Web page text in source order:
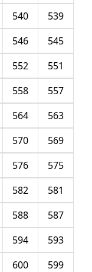
539
540
545
546
551
552
557
558
563
564
569
570
575
576
581
582
587
588
593
594
599
600